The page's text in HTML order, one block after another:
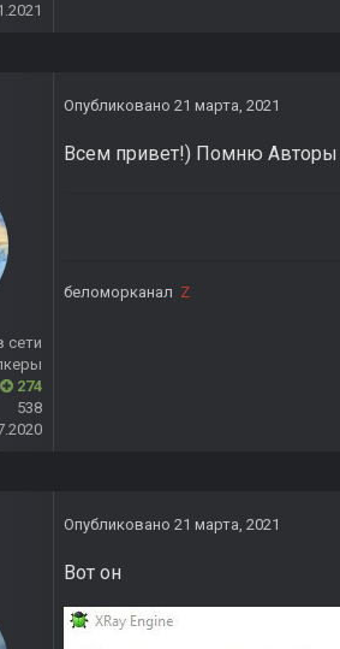
сети
274
538
Опубликовано 21 марта, 2021
Всем привет!) Помню Авторы
беломорканал Z
Опубликовано 21 марта, 2021
Вот он